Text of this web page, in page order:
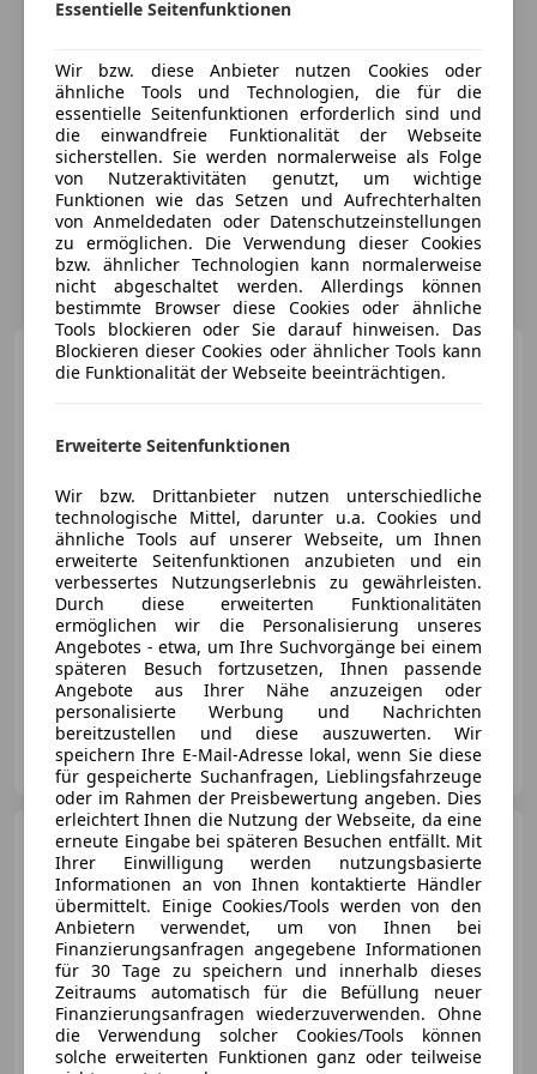
Mercedes-Benz S 400 d
AMG-Line
€ 68 480
01/2018 109 300 km Diesel
250 kW (340 PS)
T und A Autoshop GmbH
AT-6850 Dornbirn
Mercedes-Benz C 220
Kombi Automatik
€ 28 900 1
Essentielle Seitenfunktionen
Wir bzw. diese Anbieter nutzen Cookies oder
ähnliche Tools und Technologien, die für die
essentielle Seitenfunktionen erforderlich sind und
die einwandfreie Funktionalität der Webseite
sicherstellen. Sie werden normalerweise als Folge
von Nutzeraktivitäten genutzt, um wichtige
Funktionen wie das Setzen und Aufrechterhalten
von Anmeldedaten oder Datenschutzeinstellungen
zu ermöglichen. Die Verwendung dieser Cookies
bzw. ähnlicher Technologien kann normalerweise
nicht abgeschaltet werden. Allerdings können
bestimmte Browser diese Cookies oder ähnliche
Tools blockieren oder Sie darauf hinweisen. Das
Blockieren dieser Cookies oder ähnlicher Tools kann
die Funktionalität der Webseite beeinträchtigen.
Erweiterte Seitenfunktionen
Wir bzw. Drittanbieter nutzen unterschiedliche
technologische Mittel, darunter u.a. Cookies und
ähnliche Tools auf unserer Webseite, um Ihnen
erweiterte Seitenfunktionen anzubieten und ein
verbessertes Nutzungserlebnis zu gewährleisten.
Durch diese erweiterten Funktionalitäten
ermöglichen wir die Personalisierung unseres
Angebotes - etwa, um Ihre Suchvorgänge bei einem
späteren Besuch fortzusetzen, Ihnen passende
Angebote aus Ihrer Nähe anzuzeigen oder
personalisierte Werbung und Nachrichten
bereitzustellen und diese auszuwerten. Wir
speichern Ihre E-Mail-Adresse lokal, wenn Sie diese
für gespeicherte Suchanfragen, Lieblingsfahrzeuge
oder im Rahmen der Preisbewertung angeben. Dies
erleichtert Ihnen die Nutzung der Webseite, da eine
erneute Eingabe bei späteren Besuchen entfällt. Mit
Ihrer Einwilligung werden nutzungsbasierte
Informationen an von Ihnen kontaktierte Händler
übermittelt. Einige Cookies/Tools werden von den
Anbietern verwendet, um von Ihnen bei
Finanzierungsanfragen angegebene Informationen
für 30 Tage zu speichern und innerhalb dieses
Zeitraums automatisch für die Befüllung neuer
Finanzierungsanfragen wiederzuverwenden. Ohne
die Verwendung solcher Cookies/Tools können
solche erweiterten Funktionen ganz oder teilweise